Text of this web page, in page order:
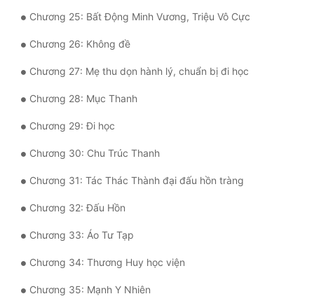
Tu Chân
Tu Tiên
Tội Phạm
Vô Địch
Võ Hiệp
Võng Du
Xuyên Không
Xuyên Nhanh
Xuyên Sách
Xuyên Thư
Điền Văn
Chương 25: Bất Động Minh Vương, Triệu Vô Cực
Chương 26: Không đề
Chương 27: Mẹ thu dọn hành lý, chuẩn bị đi học
Chương 28: Mục Thanh
Chương 29: Đi học
Chương 30: Chu Trúc Thanh
Chương 31: Tác Thác Thành đại đấu hồn tràng
Chương 32: Đấu Hồn
Chương 33: Áo Tư Tạp
Chương 34: Thương Huy học viện
Chương 35: Mạnh Y Nhiên